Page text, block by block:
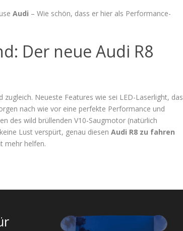
Audi – Wie schön, dass er hier als Performance-
Der neue Audi R8
Neueste Features wie sei LED-Laserlight, das
nach wie vor eine perfekte Performance und
des wild brüllenden V10-Saugmotor (natürlich
Lust verspürt, genau diesen Audi R8 zu fahren
mehr helfen.